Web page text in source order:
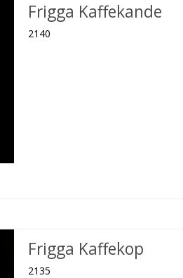
Frigga Kaffekande
2140
Frigga Kaffekop
2135